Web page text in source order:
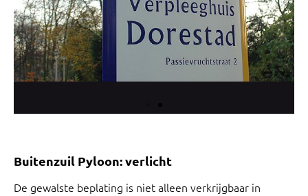
Buitenzuil Pyloon: verlicht
De gewalste beplating is niet alleen verkrijgbaar in